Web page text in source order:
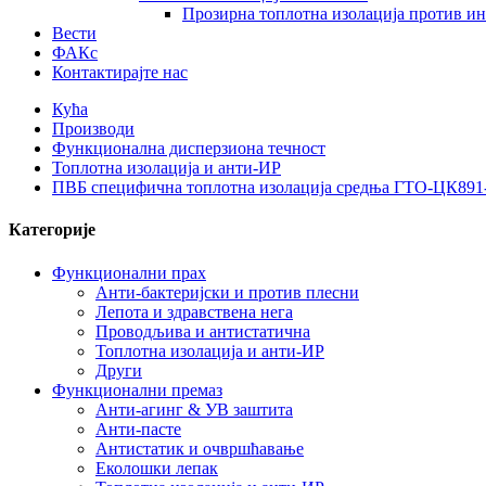
Прозирна топлотна изолација против
Вести
ФАКс
Контактирајте нас
Кућа
Производи
Функционална дисперзиона течност
Топлотна изолација и анти-ИР
ПВБ специфична топлотна изолација средња ГТО-
Категорије
Функционални прах
Анти-бактеријски и против плесни
Лепота и здравствена нега
Проводљива и антистатична
Топлотна изолација и анти-ИР
Други
Функционални премаз
Анти-агинг & УВ заштита
Анти-пасте
Антистатик и очвршћавање
Еколошки лепак